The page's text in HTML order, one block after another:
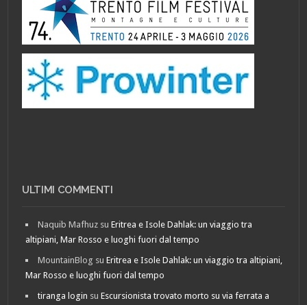
ULTIMI COMMENTI
Naquib Mafhuz suEritrea e Isole Dahlak: un viaggio tra
altipiani, Mar Rosso e luoghi fuori dal tempo
MountainBlog suEritrea e Isole Dahlak: un viaggio tra altipiani,
Mar Rosso e luoghi fuori dal tempo
tiranga login suEscursionista trovato morto su via ferrata a